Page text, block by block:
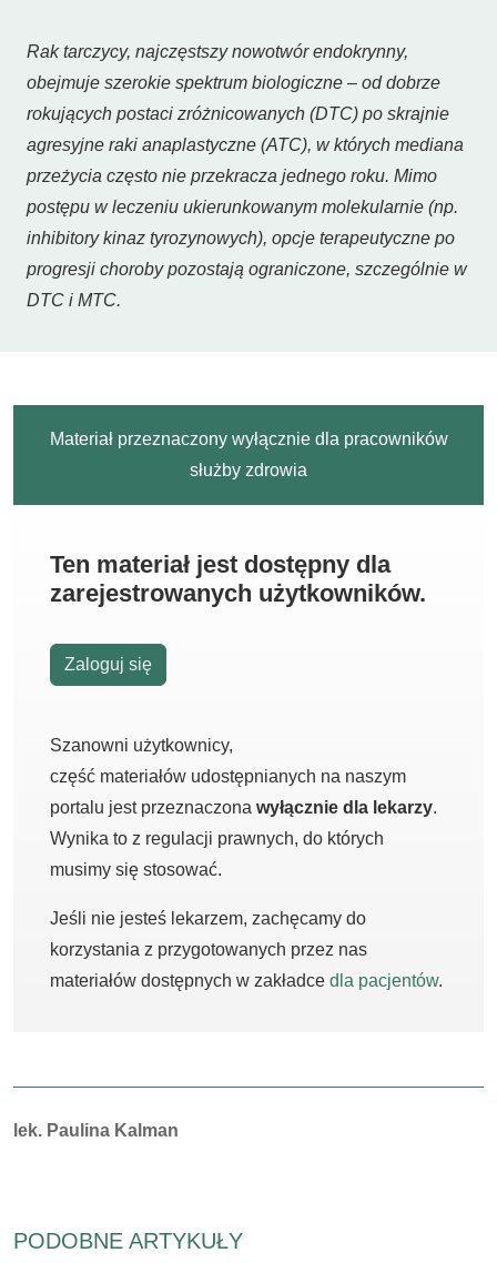
Rak tarczycy, najczęstszy nowotwór endokrynny,
obejmuje szerokie spektrum biologiczne – od dobrze
rokujących postaci zróżnicowanych (DTC) po skrajnie
agresyjne raki anaplastyczne (ATC), w których mediana
przeżycia często nie przekracza jednego roku. Mimo
postępu w leczeniu ukierunkowanym molekularnie (np.
inhibitory kinaz tyrozynowych), opcje terapeutyczne po
progresji choroby pozostają ograniczone, szczególnie w
DTC i MTC.
Materiał przeznaczony wyłącznie dla pracowników
służby zdrowia
Ten materiał jest dostępny dla
zarejestrowanych użytkowników.
Zaloguj się
Szanowni użytkownicy,
część materiałów udostępnianych na naszym
portalu jest przeznaczona wyłącznie dla lekarzy.
Wynika to z regulacji prawnych, do których
musimy się stosować.
Jeśli nie jesteś lekarzem, zachęcamy do
korzystania z przygotowanych przez nas
materiałów dostępnych w zakładce dla pacjentów.
Autorzy:
lek. Paulina Kalman
PODOBNE ARTYKUŁY